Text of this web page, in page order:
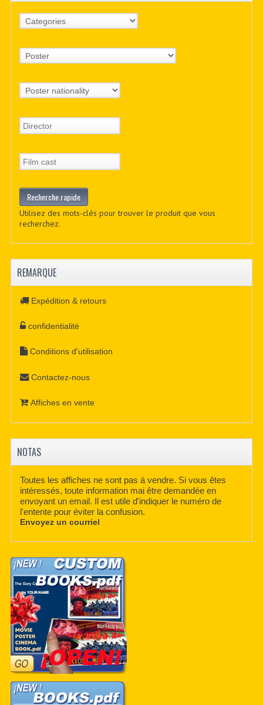
Utilisez des mots-clés pour trouver le produit que vous
recherchez.
REMARQUE
Expédition & retours
confidentialité
Conditions d'utilisation
Contactez-nous
Affiches en vente
NOTAS
Toutes les affiches ne sont pas à vendre. Si vous êtes
intéressés, toute information mai être demandée en
envoyant un email. Il est utile d'indiquer le numéro de
l'entente pour éviter la confusion.
Envoyez un courriel